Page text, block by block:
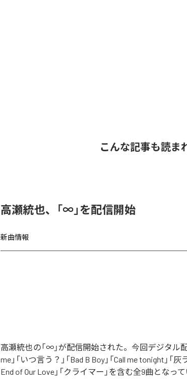
こんな記事も読ま
高瀬統也、「∞」を配信開始
新曲情報
高瀬統也の「∞」が配信開始された。今回デジタル配
me」「いつ言う？」「Bad B Boy」「Call me tonight」「
End of Our Love」「クライマー」を含む全9曲となって